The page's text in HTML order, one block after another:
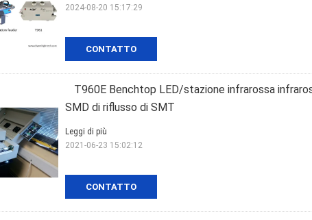
CONTATTO
2024-08-20 15:17:29
T960E Benchtop LED/stazione infrarossa
SMD di riflusso di SMT
CONTATTO
Leggi di più
2021-06-23 15:02:12